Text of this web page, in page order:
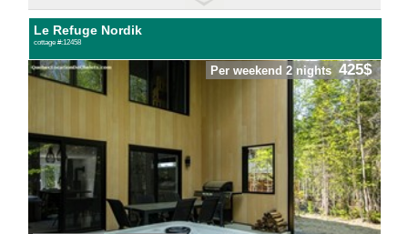
Le Refuge Nordik
cottage #:12458
Per weekend 2 nights 425$